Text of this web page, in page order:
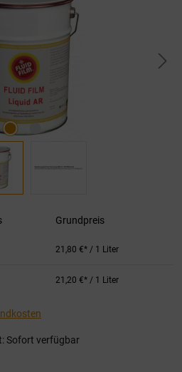
Grundpreis
21,80 €* / 1 Liter
21,20 €* / 1 Liter
Sofort verfügbar